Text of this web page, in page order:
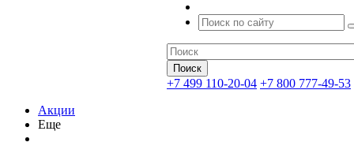
+7 499 110-20-04 +7 800 777-49-53
Акции
Еще